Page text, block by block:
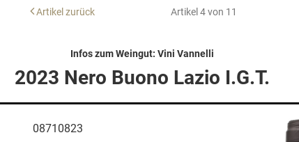
Artikel zurück Artikel 4 von 11
Infos zum Weingut: Vini Vannelli
2023 Nero Buono Lazio I.G.T.
08710823